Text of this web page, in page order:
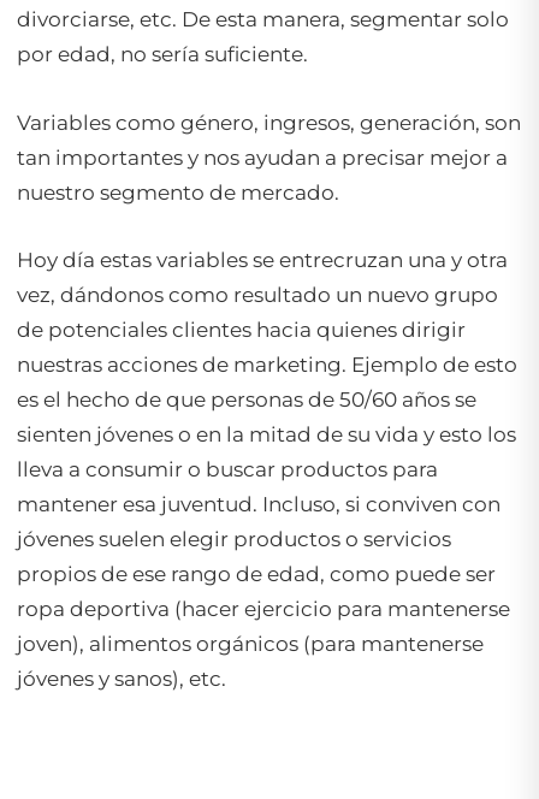
divorciarse, etc. De esta manera, segmentar solo
por edad, no sería suficiente.
Variables como género, ingresos, generación, son
tan importantes y nos ayudan a precisar mejor a
nuestro segmento de mercado.
Hoy día estas variables se entrecruzan una y otra
vez, dándonos como resultado un nuevo grupo
de potenciales clientes hacia quienes dirigir
nuestras acciones de marketing. Ejemplo de esto
es el hecho de que personas de 50/60 años se
sienten jóvenes o en la mitad de su vida y esto los
lleva a consumir o buscar productos para
mantener esa juventud. Incluso, si conviven con
jóvenes suelen elegir productos o servicios
propios de ese rango de edad, como puede ser
ropa deportiva (hacer ejercicio para mantenerse
joven), alimentos orgánicos (para mantenerse
jóvenes y sanos), etc.